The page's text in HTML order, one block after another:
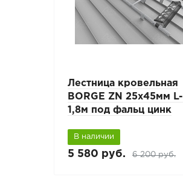
Лестница кровельная
BORGE ZN 25х45мм L-
1,8м под фальц цинк
В наличии
5 580 руб. 6 200 руб.